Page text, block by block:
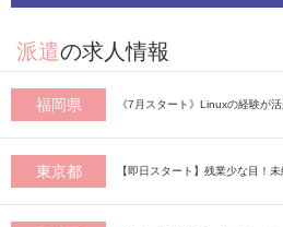
派遣の求人情報
福岡県 《7月スタート》Linuxの経験が
東京都 【即日スタート】残業少な目！